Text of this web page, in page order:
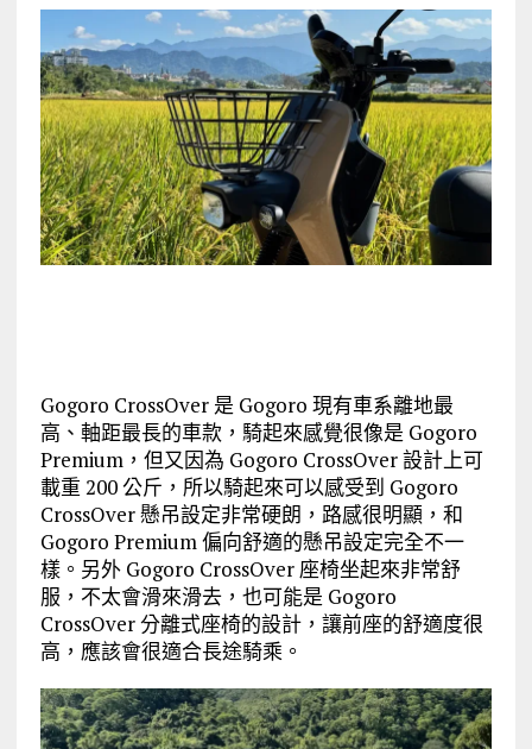
Gogoro CrossOver 是 Gogoro 現有車系離地最
高、軸距最長的車款，騎起來感覺很像是 Gogoro
Premium，但又因為 Gogoro CrossOver 設計上可
載重 200 公斤，所以騎起來可以感受到 Gogoro
CrossOver 懸吊設定非常硬朗，路感很明顯，和
Gogoro Premium 偏向舒適的懸吊設定完全不一
樣。另外 Gogoro CrossOver 座椅坐起來非常舒
服，不太會滑來滑去，也可能是 Gogoro
CrossOver 分離式座椅的設計，讓前座的舒適度很
高，應該會很適合長途騎乘。